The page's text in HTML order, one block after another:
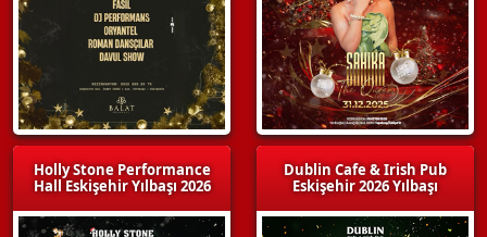
Holly Stone Performance
Hall Eskişehir Yılbaşı 2026
Dublin Cafe & Irish Pub
Eskişehir 2026 Yılbaşı